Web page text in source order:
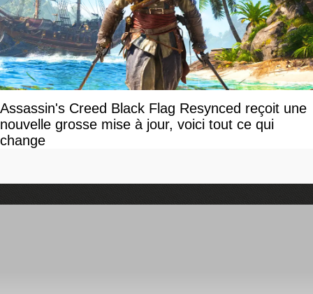
Assassin's Creed Black Flag Resynced reçoit une
nouvelle grosse mise à jour, voici tout ce qui
change